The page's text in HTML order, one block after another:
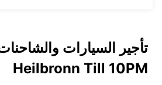
تأجير السيارات
Heilbronn Till 10PM